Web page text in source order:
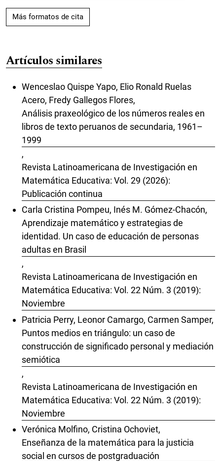
Más formatos de cita
Artículos similares
Wenceslao Quispe Yapo, Elio Ronald Ruelas
Acero, Fredy Gallegos Flores,
Análisis praxeológico de los números reales en
libros de texto peruanos de secundaria, 1961–
1999
,
Revista Latinoamericana de Investigación en
Matemática Educativa: Vol. 29 (2026):
Publicación continua
Carla Cristina Pompeu, Inés M. Gómez-Chacón,
Aprendizaje matemático y estrategias de
identidad. Un caso de educación de personas
adultas en Brasil
,
Revista Latinoamericana de Investigación en
Matemática Educativa: Vol. 22 Núm. 3 (2019):
Noviembre
Patricia Perry, Leonor Camargo, Carmen Samper,
Puntos medios en triángulo: un caso de
construcción de significado personal y mediación
semiótica
,
Revista Latinoamericana de Investigación en
Matemática Educativa: Vol. 22 Núm. 3 (2019):
Noviembre
Verónica Molfino, Cristina Ochoviet,
Enseñanza de la matemática para la justicia
social en cursos de postgraduación